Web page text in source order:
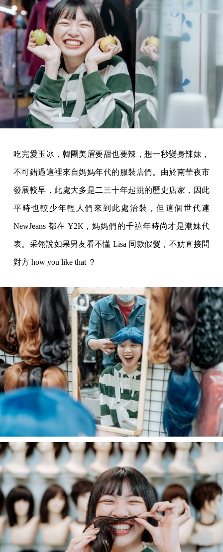
吃完愛玉冰，韓團美眉要甜也要辣，想一秒變身辣妹，
不可錯過這裡來自媽媽年代的服裝店們。由於南華夜市
發展較早，此處大多是二三十年起跳的歷史店家，因此
平時也較少年輕人們來到此處治裝，但這個世代連
NewJeans 都在 Y2K，媽媽們的千禧年時尚才是潮妹代
表。采翎說如果男友看不懂 Lisa 同款假髮，不妨直接問
對方 how you like that ？